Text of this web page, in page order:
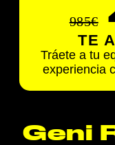
985€
TE
Tráete a tu
experiencia
Geni